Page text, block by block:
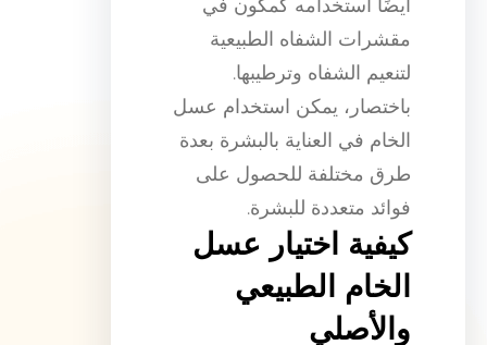
أيضًا استخدامه كمكون في
مقشرات الشفاه الطبيعية
لتنعيم الشفاه وترطيبها.
باختصار، يمكن استخدام عسل
الخام في العناية بالبشرة بعدة
طرق مختلفة للحصول على
فوائد متعددة للبشرة.
كيفية اختيار عسل
الخام الطبيعي
والأصلي